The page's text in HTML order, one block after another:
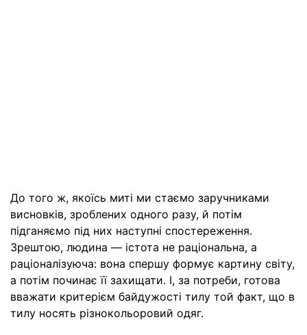
До того ж, якоїсь миті ми стаємо заручниками
висновків, зроблених одного разу, й потім
підганяємо під них наступні спостереження.
Зрештою, людина — істота не раціональна, а
раціоналізуюча: вона спершу формує картину світу,
а потім починає її захищати. І, за потреби, готова
вважати критерієм байдужості тилу той факт, що в
тилу носять різнокольоровий одяг.